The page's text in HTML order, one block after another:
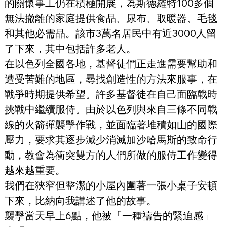
的關懷事工仍在積極開展，為斯德羅特100多個
無法撤離的家庭提供食品、尿布、取暖器、毛毯
和其他必需品。該市3萬名居民中有近3000人留
了下來，其中包括許多老人。
在以色列全國各地，基督徒們正走進需要幫助和
遭受苦難的地區，尋找創造性的方法來服事，在
戰爭時期提供希望。許多基督徒在自己面臨戰時
挑戰中繼續服侍。由於以色列與來自三條不同戰
線的火箭彈襲擊作戰，並面臨著堆積如山的國際
壓力，要求其逐步減少消滅加沙哈馬斯的致命行
動，教會為衝突雙方的人們所做的服侍工作變得
越來越重要。
我們在狹窄但整潔的小屋內圍著一張小桌子安頓
下來，比納向我講述了他的故事。
襲擊當天早上6點，他被「一種禱告的緊迫感」